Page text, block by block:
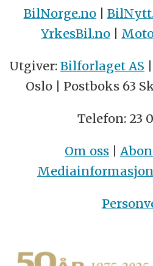
BilNorge.no|
YrkesBil.no
Utgiver: Bilforlaget AS
Oslo | Postboks 63
Telefon: 23
Om oss |
Mediainformasjon